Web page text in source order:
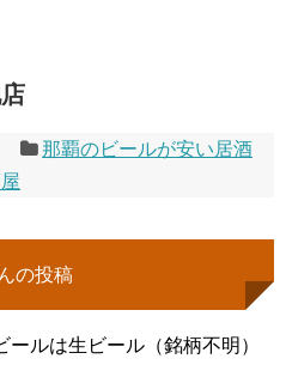
那覇のビールが安い居酒
の投稿
ルは生ビール（銘柄不明）